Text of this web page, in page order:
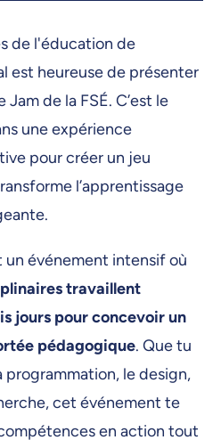
de l'éducation de
est heureuse de présenter
de la FSÉ. C’est le
une expérience
pour créer un jeu
l’apprentissage
un événement intensif où
travaillent
jours pour concevoir un
pédagogique. Que tu
programmation, le design,
cet événement te
en action tout